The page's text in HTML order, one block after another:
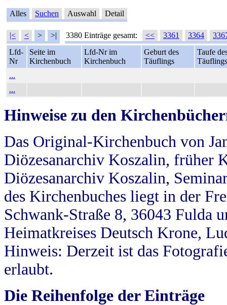
Alles Suchen Auswahl Detail
|< < > >| 3380 Einträge gesamt: << 3361 3364
Lfd-
Nr
Seite im
Kirchenbuch
Lfd-Nr im
Kirchenbuch
Geburt des
Täuflings
Taufe
Täuflings
...
...
Hinweise zu den
Das Original-Kirchenbuch von
Diözesanarchiv Koszalin, früher
Diözesanarchiv Koszalin,
des Kirchenbuches liegt in der
Schwank-Straße 8, 36043 Fulda
Heimatkreises Deutsch Krone,
Hinweis: Derzeit ist das
erlaubt.
Die Reihenfolge der Einträge